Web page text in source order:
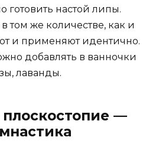
готовить настой липы.
том же количестве, как и
и применяют идентично.
добавлять в ванночки
лаванды.
—